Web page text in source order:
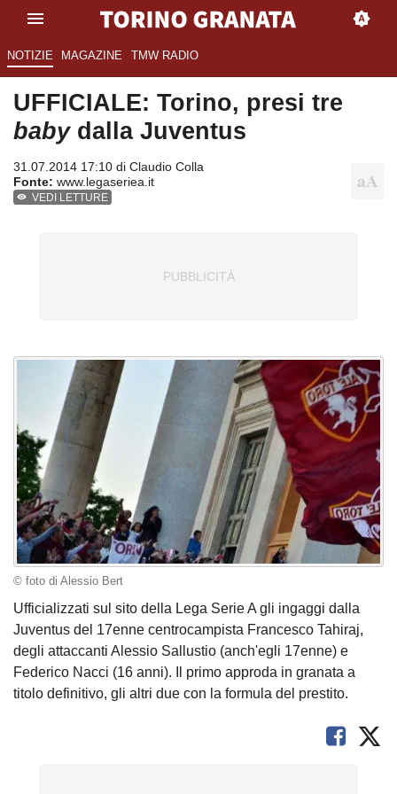
NOTIZIE MAGAZINE TMW RADIO
UFFICIALE: Torino, presi tre
babydalla Juventus
31.07.2014 17:10 di Claudio Colla
Fonte: www.legaseriea.it
VEDI LETTURE
© foto di Alessio Bert
Ufficializzati sul sito della Lega Serie A gli ingaggi dalla
Juventus del 17enne centrocampista Francesco Tahiraj,
degli attaccanti Alessio Sallustio (anch'egli 17enne) e
Federico Nacci (16 anni). Il primo approda in granata a
titolo definitivo, gli altri due con la formula del prestito.